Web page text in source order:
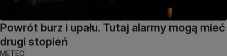
Powrót burz i upału. Tutaj alarmy mogą mieć
drugi stopień
METEO